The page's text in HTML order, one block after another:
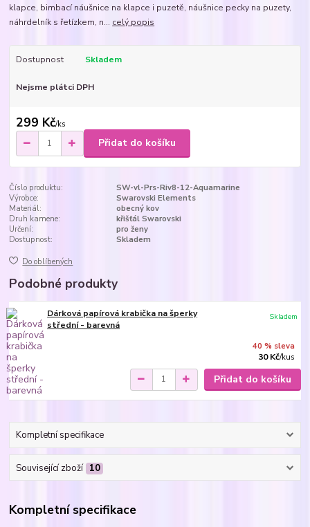
klapce, bimbací náušnice na klapce i puzetě, náušnice pecky na puzety,
náhrdelník s řetízkem, n... celý popis
Dostupnost Skladem
Nejsme plátci DPH
299 Kč/ks
Přidat do košíku
Číslo produktu:
SW-vl-Prs-Riv8-12-Aquamarine
Výrobce:
Swarovski Elements
Materiál:
obecný kov
Druh kamene:
křišťál Swarovski
Určení:
pro ženy
Dostupnost:
Skladem
Do oblíbených
Podobné produkty
Dárková papírová krabička na šperky
střední - barevná
40 % sleva
30 Kč/kus
Skladem
Přidat do košíku
Kompletní specifikace
Související zboží 10
Kompletní specifikace